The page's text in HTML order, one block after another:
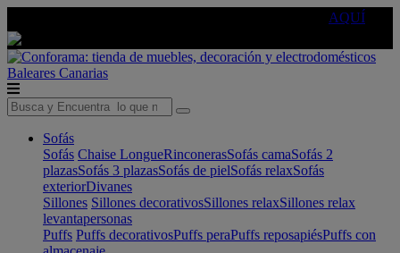
AQUÍ
Baleares Canarias
Sofás
Sofás Chaise LongueRinconerasSofás camaSofás 2
plazasSofás 3 plazasSofás de pielSofás relaxSofás
exteriorDivanes
Sillones Sillones decorativosSillones relaxSillones relax
levantapersonas
Puffs Puffs decorativosPuffs peraPuffs reposapiésPuffs con